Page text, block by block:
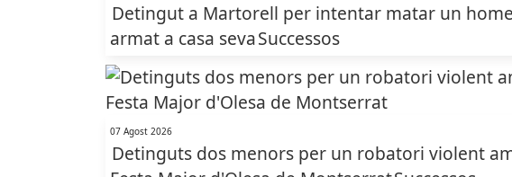
Detingut a Martorell per intentar matar un
armat a casa sevaSuccessos
07 Agost 2026
Detinguts dos menors per un robatori violent